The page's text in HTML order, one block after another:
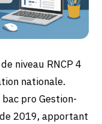
niveau RNCP 4
nationale.
pro Gestion-
2019, apportant